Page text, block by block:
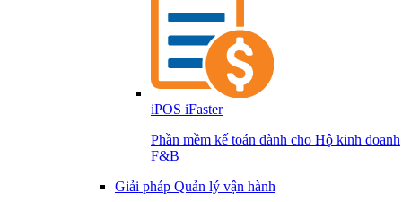
iPOS iFaster
Phần mềm kế toán dành cho Hộ kinh doanh
F&B
Giải pháp Quản lý vận hành